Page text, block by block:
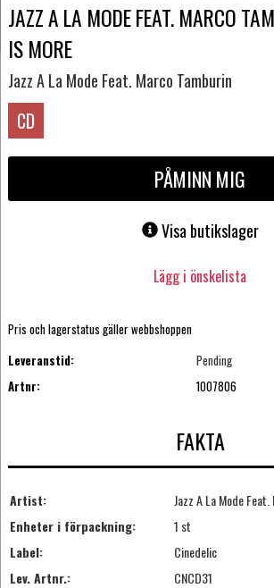
JAZZ A LA MODE FEAT. MARCO
IS MORE
Jazz A La Mode Feat. Marco Tamburin
CD
PÅMINN MIG
Visa butikslager
Lägg i önskelista
Pris och lagerstatus gäller webbshoppen
Leveranstid:
Pending
Artnr:
1007806
FAKTA
Artist:
Jazz A La Mode
Enheter i förpackning:
1 st
Label:
Cinedelic
Lev. Artnr.:
CNCD31